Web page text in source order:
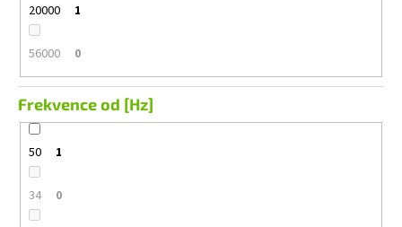
20000 1
56000 0
Frekvence od [Hz]
50 1
34 0